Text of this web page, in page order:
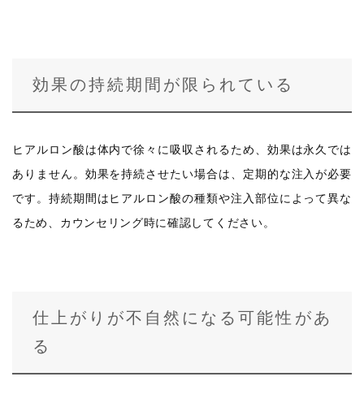
効果の持続期間が限られている
ヒアルロン酸は体内で徐々に吸収されるため、効果は永久では
ありません。効果を持続させたい場合は、定期的な注入が必要
です。持続期間はヒアルロン酸の種類や注入部位によって異な
るため、カウンセリング時に確認してください。
仕上がりが不自然になる可能性があ
る